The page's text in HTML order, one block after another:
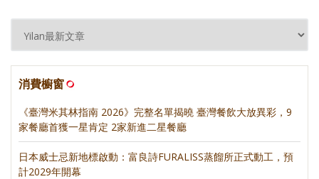
消費櫥窗
《臺灣米其林指南 2026》完整名單揭曉 臺灣餐飲大放異彩，9
家餐廳首獲一星肯定 2家新進二星餐廳
日本威士忌新地標啟動：富良詩FURALISS蒸餾所正式動工，預
計2029年開幕